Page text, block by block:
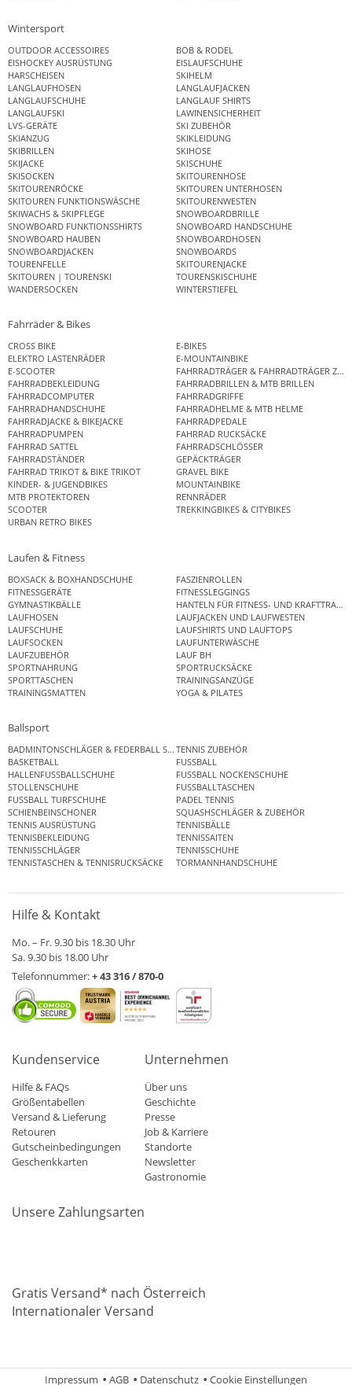
Wintersport
OUTDOOR ACCESSOIRES
BOB & RODEL
EISHOCKEY AUSRÜSTUNG
EISLAUFSCHUHE
HARSCHEISEN
SKIHELM
LANGLAUFHOSEN
LANGLAUFJACKEN
LANGLAUFSCHUHE
LANGLAUF SHIRTS
LANGLAUFSKI
LAWINENSICHERHEIT
LVS-GERÄTE
SKI ZUBEHÖR
SKIANZUG
SKIKLEIDUNG
SKIBRILLEN
SKIHOSE
SKIJACKE
SKISCHUHE
SKISOCKEN
SKITOURENHOSE
SKITOURENRÖCKE
SKITOUREN UNTERHOSEN
SKITOUREN FUNKTIONSWÄSCHE
SKITOURENWESTEN
SKIWACHS & SKIPFLEGE
SNOWBOARDBRILLE
SNOWBOARD FUNKTIONSSHIRTS
SNOWBOARD HANDSCHUHE
SNOWBOARD HAUBEN
SNOWBOARDHOSEN
SNOWBOARDJACKEN
SNOWBOARDS
TOURENFELLE
SKITOURENJACKE
SKITOUREN | TOURENSKI
TOURENSKISCHUHE
WANDERSOCKEN
WINTERSTIEFEL
Fahrräder & Bikes
CROSS BIKE
E-BIKES
ELEKTRO LASTENRÄDER
E-MOUNTAINBIKE
E-SCOOTER
FAHRRADTRÄGER & FAHRRADTRÄGER
FAHRRADBEKLEIDUNG
FAHRRADBRILLEN & MTB BRILLEN
FAHRRADCOMPUTER
FAHRRADGRIFFE
FAHRRADHANDSCHUHE
FAHRRADHELME & MTB HELME
FAHRRADJACKE & BIKEJACKE
FAHRRADPEDALE
FAHRRADPUMPEN
FAHRRAD RUCKSÄCKE
FAHRRAD SATTEL
FAHRRADSCHLÖSSER
FAHRRADSTÄNDER
GEPÄCKTRÄGER
FAHRRAD TRIKOT & BIKE TRIKOT
GRAVEL BIKE
KINDER- & JUGENDBIKES
MOUNTAINBIKE
MTB PROTEKTOREN
RENNRÄDER
SCOOTER
TREKKINGBIKES & CITYBIKES
URBAN RETRO BIKES
Laufen & Fitness
BOXSACK & BOXHANDSCHUHE
FASZIENROLLEN
FITNESSGERÄTE
FITNESSLEGGINGS
GYMNASTIKBÄLLE
HANTELN FÜR FITNESS- UND
LAUFHOSEN
LAUFJACKEN UND LAUFWESTEN
LAUFSCHUHE
LAUFSHIRTS UND LAUFTOPS
LAUFSOCKEN
LAUFUNTERWÄSCHE
LAUFZUBEHÖR
LAUF BH
SPORTNAHRUNG
SPORTRUCKSÄCKE
SPORTTASCHEN
TRAININGSANZÜGE
TRAININGSMATTEN
YOGA & PILATES
Ballsport
BADMINTONSCHLÄGER & FEDERBALL SETSTENNIS ZUBEHÖR
BASKETBALL
FUSSBALL
HALLENFUSSBALLSCHUHE
FUSSBALL NOCKENSCHUHE
STOLLENSCHUHE
FUSSBALLTASCHEN
FUSSBALL TURFSCHUHE
PADEL TENNIS
SCHIENBEINSCHONER
SQUASHSCHLÄGER & ZUBEHÖR
TENNIS AUSRÜSTUNG
TENNISBÄLLE
TENNISBEKLEIDUNG
TENNISSAITEN
TENNISSCHLÄGER
TENNISSCHUHE
TENNISTASCHEN & TENNISRUCKSÄCKE
TORMANNHANDSCHUHE
Hilfe & Kontakt
Mo. – Fr. 9.30 bis 18.30 Uhr
Sa. 9.30 bis 18.00 Uhr
Telefonnummer:+ 43 316 / 870-0
Kundenservice
Hilfe & FAQs
Größentabellen
Versand & Lieferung
Retouren
Gutscheinbedingungen
Geschenkkarten
Unternehmen
Über uns
Geschichte
Presse
Job & Karriere
Standorte
Newsletter
Gastronomie
Unsere Zahlungsarten
Gratis Versand* nach Österreich
Internationaler Versand
Impressum AGB Datenschutz Cookie Einstellungen